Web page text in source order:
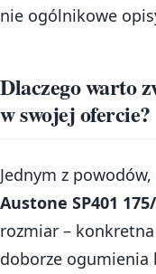
nie ogólnikowe
Dlaczego warto
w swojej ofercie?
Jednym z
Austone SP401
rozmiar –
doborze ogumienia